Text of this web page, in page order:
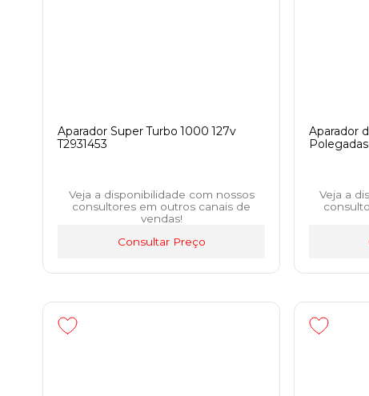
Aparador Super Turbo 1000 127v
T2931453
Veja a disponibilidade com nossos
consultores em outros canais de
vendas!
Consultar Preço
Aparador
Veja a